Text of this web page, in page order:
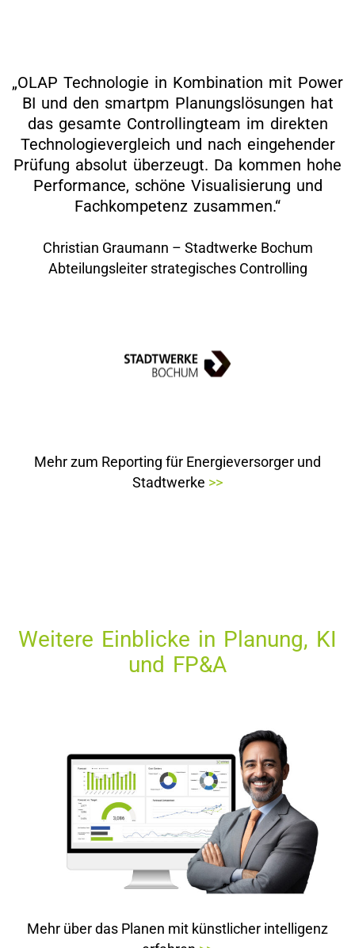
„OLAP Technologie in Kombination mit Power
BI und den smartpm Planungslösungen hat
das gesamte Controllingteam im direkten
Technologievergleich und nach eingehender
Prüfung absolut überzeugt. Da kommen hohe
Performance, schöne Visualisierung und
Fachkompetenz zusammen.“
Christian Graumann – Stadtwerke Bochum
Abteilungsleiter strategisches Controlling
Mehr zum Reporting für Energieversorger und
Stadtwerke >>
Weitere Einblicke in Planung, KI
und FP&A
Mehr über das Planen mit künstlicher intelligenz